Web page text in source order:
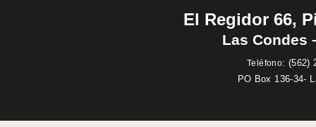
El Regidor 66,
Las Condes
Teléfono: (562)
PO Box 136-34-